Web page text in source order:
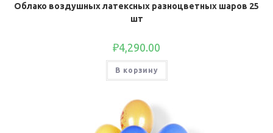
Облако воздушных латексных разноцветных шаров 25
шт
₽4,290.00
В корзину